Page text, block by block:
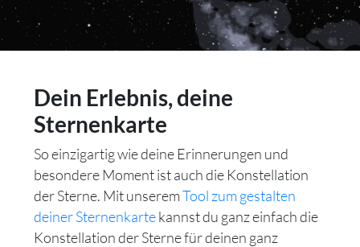
Dein Erlebnis, deine
Sternenkarte
So einzigartig wie deine Erinnerungen und
besondere Moment ist auch die Konstellation
der Sterne. Mit unseremTool zum gestalten
deiner Sternenkartekannst du ganz einfach die
Konstellation der Sterne für deinen ganz